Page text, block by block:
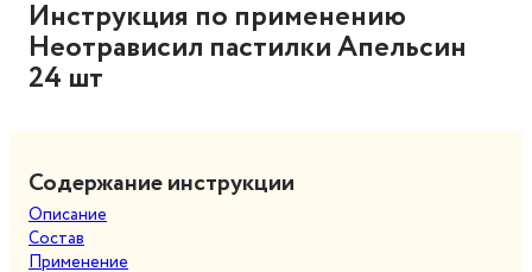
Инструкция по применению
Неотрависил пастилки Апельсин
24 шт
Содержание инструкции
Описание
Состав
Применение